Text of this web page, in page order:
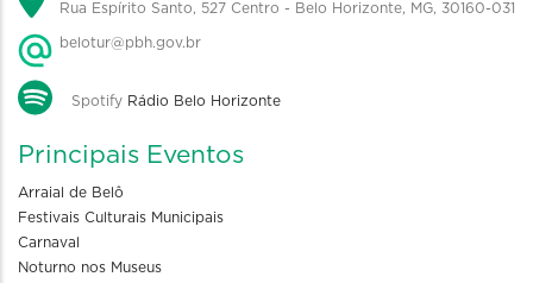
Rua Espírito Santo, 527 Centro - Belo Horizonte, MG, 30160-031
belotur@pbh.gov.br
Spotify Rádio Belo Horizonte
Principais Eventos
Arraial de Belô
Festivais Culturais Municipais
Carnaval
Noturno nos Museus